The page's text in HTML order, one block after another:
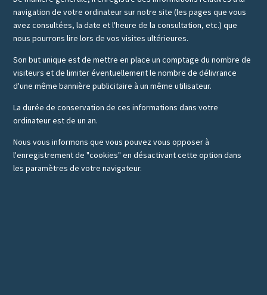
navigation de votre ordinateur sur notre site (les pages que vous
avez consultées, la date et l'heure de la consultation, etc.) que
nous pourrons lire lors de vos visites ultérieures.
Son but unique est de mettre en place un comptage du nombre de
visiteurs et de limiter éventuellement le nombre de délivrance
d'une même bannière publicitaire à un même utilisateur.
La durée de conservation de ces informations dans votre
ordinateur est de un an.
Nous vous informons que vous pouvez vous opposer à
l'enregistrement de "cookies" en désactivant cette option dans
les paramètres de votre navigateur.